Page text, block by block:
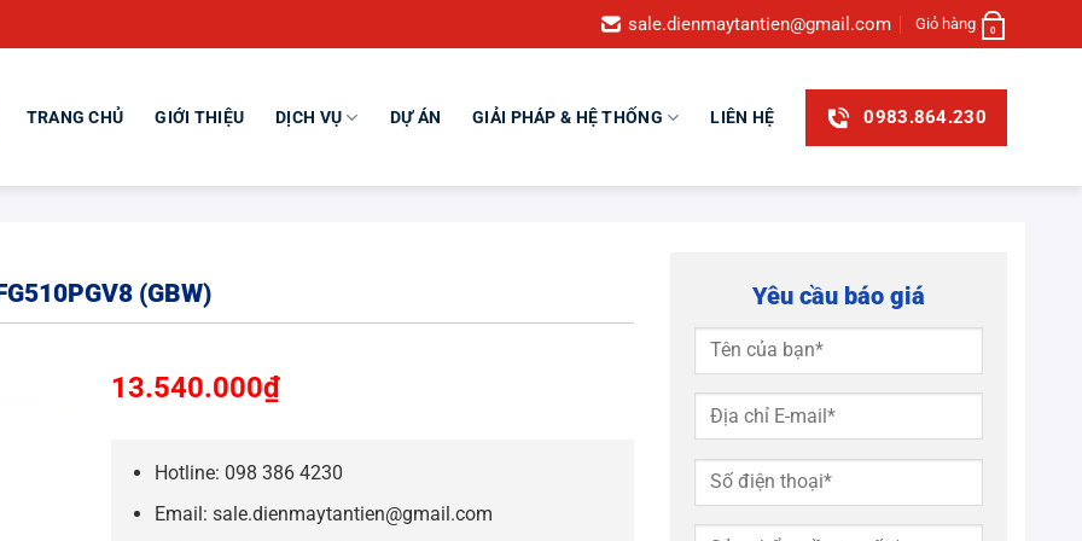
sale.dienmaytantien@gmail.com Giỏ hàng 0
TRANG CHỦ GIỚI THIỆU DỊCH VỤ DỰ ÁN GIẢI PHÁP & HỆ THỐNG LIÊN HỆ 0983.864.230
(GBW)
13.540.000₫
Hotline: 098 386 4230
Email: sale.dienmaytantien@gmail.com
Yêu cầu báo giá